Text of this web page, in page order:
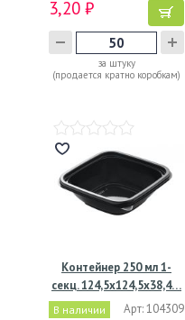
3,20 ₽
за штуку
(продается кратно коробкам)
Контейнер 250 мл 1-
секц. 124,5х124,5х38,4…
В наличии Арт: 104309